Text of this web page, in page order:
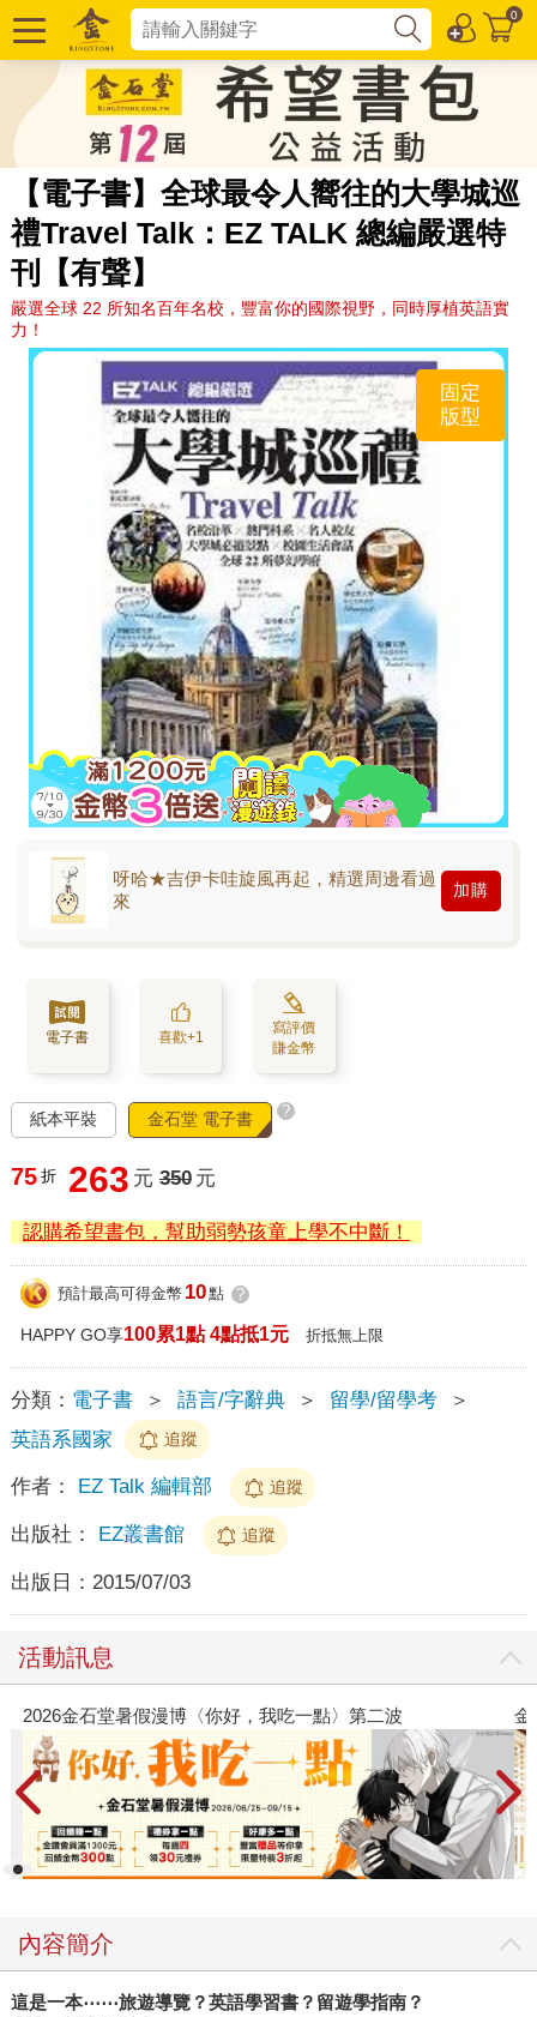
0
【電子書】全球最令人嚮往的大學城巡
禮Travel Talk：EZ TALK 總編嚴選特
刊【有聲】
嚴選全球 22 所知名百年名校，豐富你的國際視野，同時厚植英語實
力！
固定
版型
呀哈★吉伊卡哇旋風再起，精選周邊看過
來
加購
電子書 喜歡+1
寫評價
賺金幣
紙本平裝 金石堂 電子書 ?
75 折 263 元 350 元
認購希望書包，幫助弱勢孩童上學不中斷！
預計最高可得金幣 10點 ?
HAPPY GO享100累1點 4點抵1元 折抵無上限
分類： 電子書 ＞ 語言/字辭典 ＞ 留學/留學考
＞
英語系國家
追蹤
作者： EZ Talk 編輯部 追蹤
出版社： EZ叢書館 追蹤
出版日： 2015/07/03
活動訊息
2026金石堂暑假漫博〈你好，我吃一點〉第二波 金
內容簡介
這是一本⋯⋯旅遊導覽？英語學習書？留遊學指南？